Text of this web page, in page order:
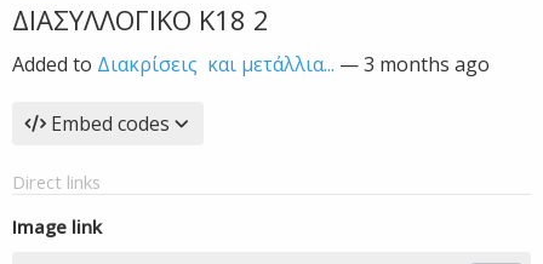
ΔΙΑΣΥΛΛΟΓΙΚΟ Κ18 2
Added to Διακρίσεις και μετάλλια... —3 months ago
Embed codes
Direct links
Image link